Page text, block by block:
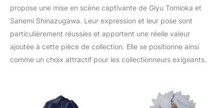
propose une mise en scène captivante de Giyu Tomioka et
Sanemi Shinazugawa. Leur expression et leur pose sont
particulièrement réussies et apportent une réelle valeur
ajoutée à cette pièce de collection. Elle se positionne ainsi
comme un choix attractif pour les collectionneurs exigeants.